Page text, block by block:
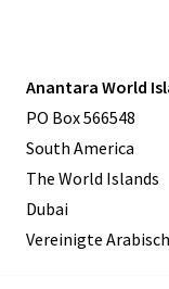
Anantara World
PO Box 566548
South America
The World Islands
Dubai
Vereinigte